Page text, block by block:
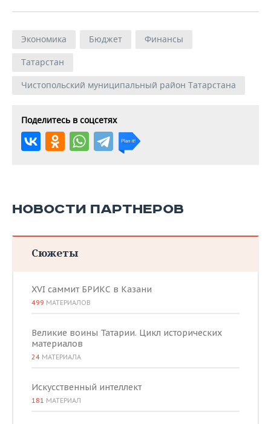
Экономика Бюджет
Финансы
Татарстан
Чистопольский муниципальный район Татарстана
Поделитесь в соцсетях
НОВОСТИ ПАРТНЕРОВ
Сюжеты
XVI саммит БРИКС в Казани
499 МАТЕРИАЛОВ
Великие воины Татарии. Цикл исторических
материалов
24 МАТЕРИАЛА
Искусственный интеллект
181 МАТЕРИАЛ